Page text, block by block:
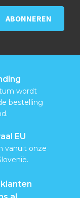
wordt
bestelling
EU
vanuit onze